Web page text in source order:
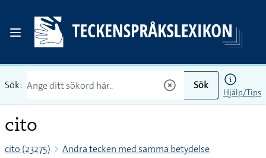
Sök: Sök
Hjälp/Tips
cito
cito (23275) Andra tecken med samma betydelse